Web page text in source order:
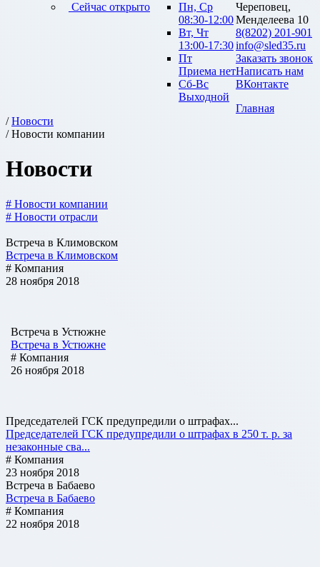
Сейчас открыто
Пн, Ср
08:30-12:00
Вт, Чт
13:00-17:30
Пт
Приема нет
Сб-Вс
Выходной
Череповец,
Менделеева 10
8(8202) 201-901
info@sled35.ru
Заказать звонок
Написать нам
ВКонтакте
Главная
/Новости
/ Новости компании
Новости
# Новости компании
# Новости отрасли
Встреча в Климовском
Встреча в Климовском
# Компания
28 ноября 2018
Встреча в Устюжне
Встреча в Устюжне
# Компания
26 ноября 2018
Председателей ГСК предупредили о штрафах...
Председателей ГСК предупредили о штрафах в 250 т. р. за
незаконные сва...
# Компания
23 ноября 2018
Встреча в Бабаево
Встреча в Бабаево
# Компания
22 ноября 2018